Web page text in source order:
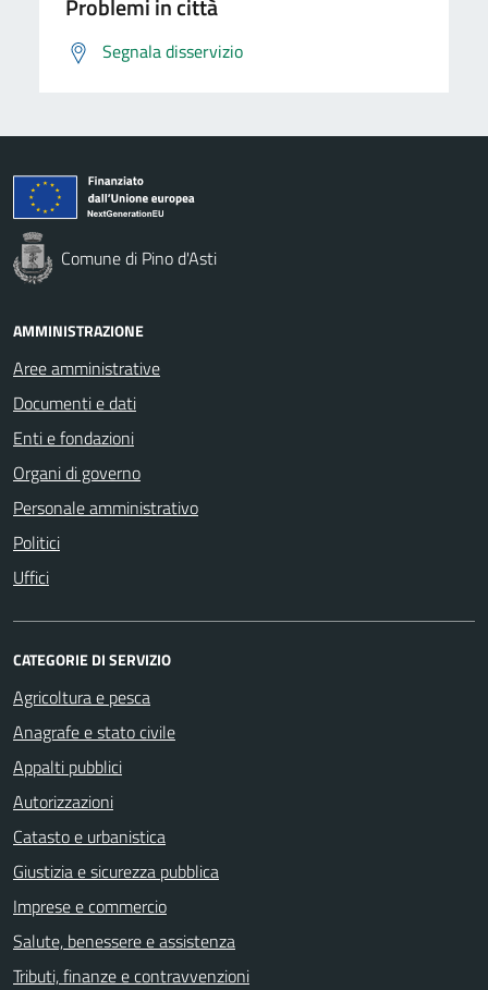
Problemi in città
Segnala disservizio
Comune di Pino d'Asti
AMMINISTRAZIONE
Aree amministrative
Documenti e dati
Enti e fondazioni
Organi di governo
Personale amministrativo
Politici
Uffici
CATEGORIE DI SERVIZIO
Agricoltura e pesca
Anagrafe e stato civile
Appalti pubblici
Autorizzazioni
Catasto e urbanistica
Giustizia e sicurezza pubblica
Imprese e commercio
Salute, benessere e assistenza
Tributi, finanze e contravvenzioni